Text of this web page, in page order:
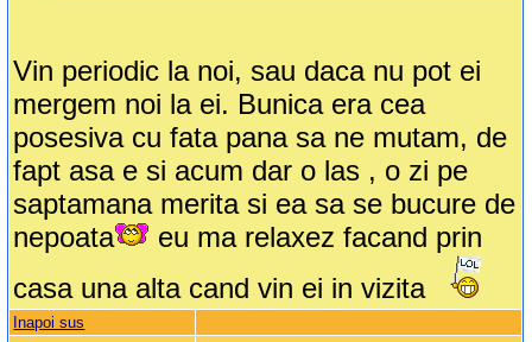
Vin periodic la noi, sau daca nu pot ei
mergem noi la ei. Bunica era cea
posesiva cu fata pana sa ne mutam, de
fapt asa e si acum dar o las , o zi pe
saptamana merita si ea sa se bucure de
nepoata
eu ma relaxez facand prin
casa una alta cand vin ei in vizita
Inapoi sus